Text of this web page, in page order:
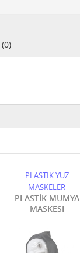
(0)
PLASTİK YÜZ
MASKELER
PLASTİK MUMYA
MASKESİ